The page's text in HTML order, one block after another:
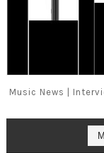
Music News |